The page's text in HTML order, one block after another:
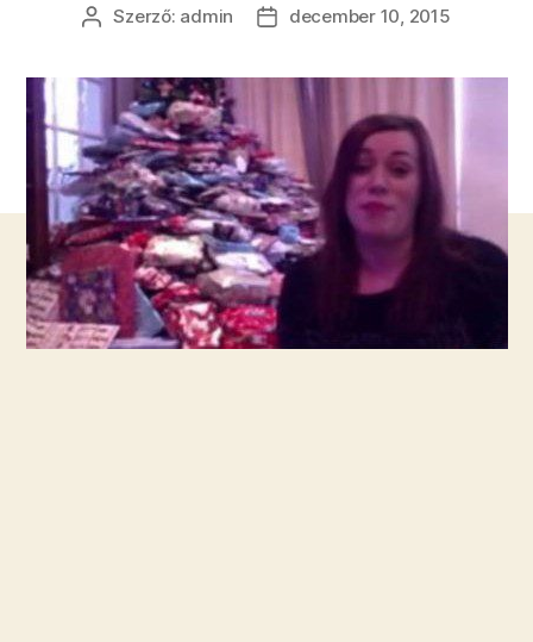
Bejegyzés
Szerző: admin
Bejegyzés
december 10, 2015